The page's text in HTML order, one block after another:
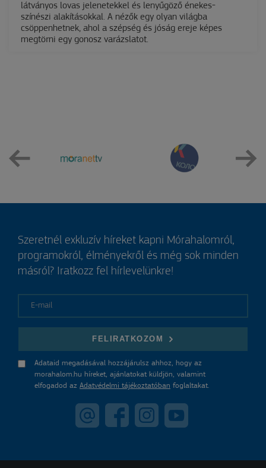
látványos lovas jelenetekkel és lenyűgöző énekes-
színészi alakításokkal. A nézők egy olyan világba
csöppenhetnek, ahol a szépség és jóság ereje képes
megtörni egy gonosz varázslatot.
Szeretnél exkluzív híreket kapni Mórahalomról,
programokról, élményekről és még sok minden
másról? Iratkozz fel hírlevelünkre!
FELIRATKOZOM
Adataid megadásával hozzájárulsz ahhoz, hogy az
morahalom.hu híreket, ajánlatokat küldjön, valamint
elfogadod az Adatvédelmi tájékoztatóban foglaltakat.